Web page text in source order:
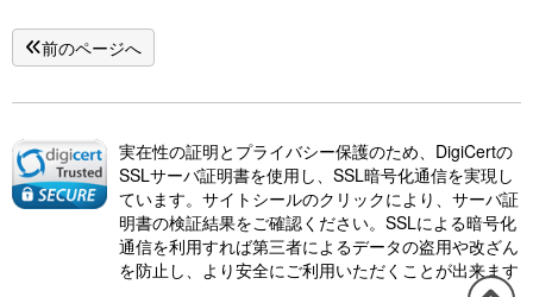
前のページへ
実在性の証明とプライバシー保護のため、DigiCertの
SSLサーバ証明書を使用し、SSL暗号化通信を実現し
ています。サイトシールのクリックにより、サーバ証
明書の検証結果をご確認ください。SSLによる暗号化
通信を利用すれば第三者によるデータの盗用や改ざん
を防止し、より安全にご利用いただくことが出来ます